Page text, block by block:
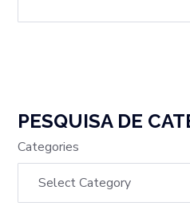
PESQUISA DE
Categories